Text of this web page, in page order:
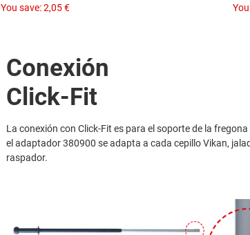
You save:2,05 €
Conexión
Click-Fit
La conexión con Click-Fit es para el soporte de la
el adaptador 380900 se adapta a cada cepillo Vikan,
raspador.